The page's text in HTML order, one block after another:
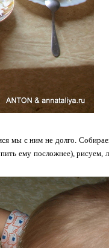
мы с ним не долго.
ему посложнее), рисуем,